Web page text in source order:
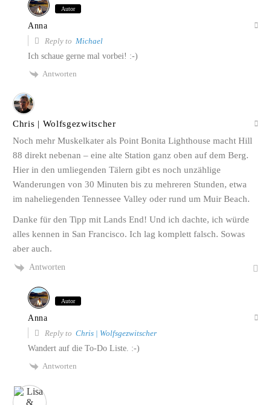
Autor
Anna
Reply to Michael
Ich schaue gerne mal vorbei! :-)
Antworten
Chris | Wolfsgezwitscher
Noch mehr Muskelkater als Point Bonita Lighthouse macht Hill
88 direkt nebenan – eine alte Station ganz oben auf dem Berg.
Hier in den umliegenden Tälern gibt es noch unzählige
Wanderungen von 30 Minuten bis zu mehreren Stunden, etwa
im naheliegenden Tennessee Valley oder rund um Muir Beach.
Danke für den Tipp mit Lands End! Und ich dachte, ich würde
alles kennen in San Francisco. Ich lag komplett falsch. Sowas
aber auch.
Antworten
Autor
Anna
Reply to Chris | Wolfsgezwitscher
Wandert auf die To-Do Liste. :-)
Antworten